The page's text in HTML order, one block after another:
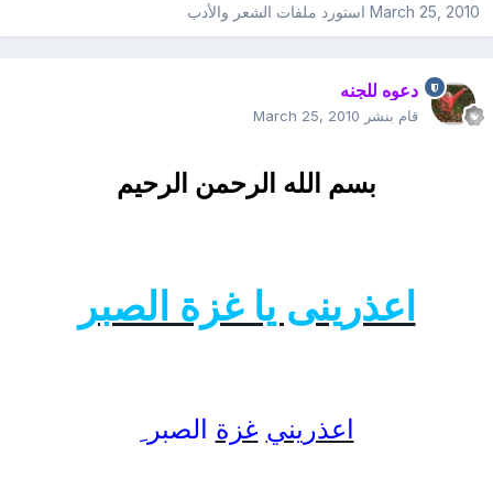
March 25, 2010استورد ملفات الشعر والأدب
دعوه للجنه
قام بنشر March 25, 2010
بسم الله الرحمن الرحيم
اعذرينى يا غزة الصبر
اعذريني غزةالصبر ِ